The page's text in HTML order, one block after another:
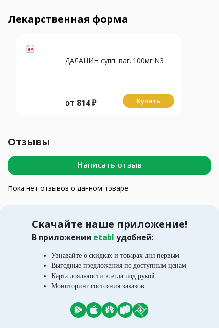
Лекарственная форма
ДАЛАЦИН супп. ваг. 100мг N3
от 814₽ Купить
Отзывы
Написать отзыв
Пока нет отзывов о данном товаре
Скачайте наше приложение!
В приложении etabl удобней:
Узнавайте о скидках и товарах дня первым
Выгодные предложения по доступным ценам
Карта лояльности всегда под рукой
Мониторинг состояния заказов